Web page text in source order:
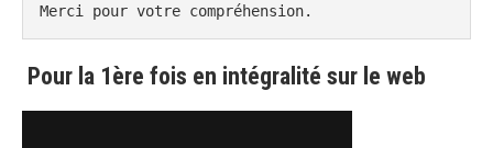
Merci pour votre compréhension.
Pour la 1ère fois en intégralité sur le web